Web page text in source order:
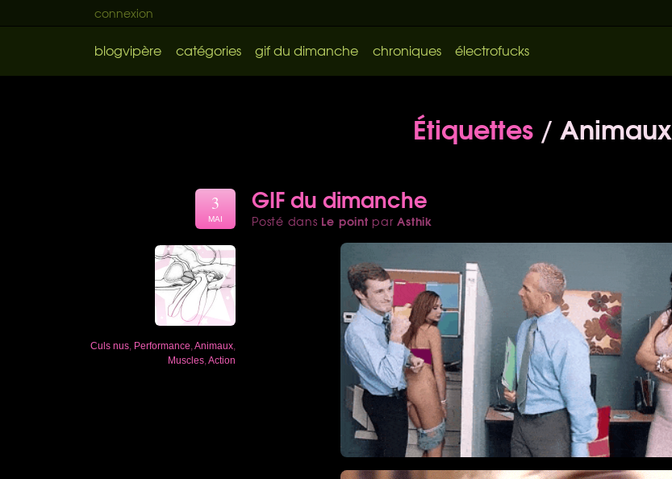
connexion
blogvipère catégories gif du dimanche chroniques électrofucks
Étiquettes/ Animaux
GIF du dimanche
Posté dans Le point parAsthik
3
MAI
Culs nus Performance Animaux
Muscles Action